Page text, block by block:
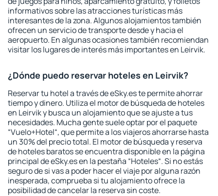
informativos sobre las atracciones turísticas más
interesantes de la zona. Algunos alojamientos también
ofrecen un servicio de transporte desde y hacia el
aeropuerto. En algunas ocasiones también recomiendan
visitar los lugares de interés más importantes en Leirvik.
¿Dónde puedo reservar hoteles en Leirvik?
Reservar tu hotel a través de eSky.es te permite ahorrar
tiempo y dinero. Utiliza el motor de búsqueda de hoteles
en Leirvik y busca un alojamiento que se ajuste a tus
necesidades. Mucha gente suele optar por el paquete
“Vuelo+Hotel“, que permite a los viajeros ahorrarse hasta
un 30% del precio total. El motor de búsqueda y reserva
de hoteles baratos se encuentra disponible en la página
principal de eSky.es en la pestaña “Hoteles“. Si no estás
seguro de si vas a poder hacer el viaje por alguna razón
inesperada, comprueba si tu alojamiento ofrece la
posibilidad de cancelar la reserva sin coste.